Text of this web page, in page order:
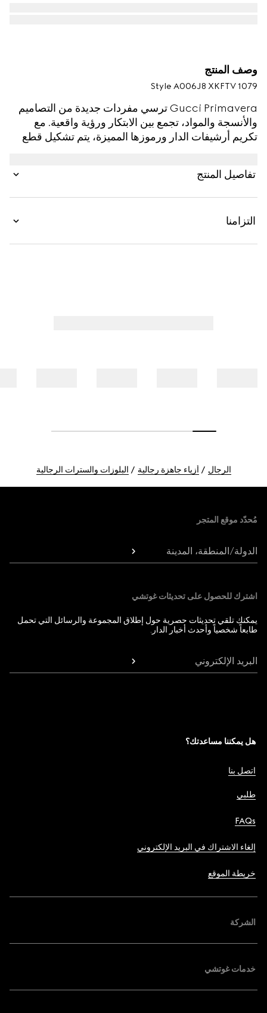
وصف المنتج
Style ‎A006J8 XKFTV 1079
Gucci Primavera ترسي مفردات جديدة من التصاميم
والأنسجة والمواد، تجمع بين الابتكار ورؤية واقعية. مع
تكريم أرشيفات الدار ورموزها المميزة، يتم تشكيل قطع
بسحّاب من صوف مضلّع ناعم، ويتميز بأكمام طويلة من
الجلد مع إدخال ويب.
تفاصيل المنتج
التزامنا
الرجال أزياء جاهزة رجالية البلوزات والسترات الرجالية
مُحدّد موقع المتجر
الدولة/المنطقة، المدينة
اشترك للحصول على تحديثات غوتشي
يمكنك تلقي تحديثات حصرية حول إطلاق المجموعة والرسائل التي تحمل
طابعاً شخصياً وأحدث أخبار الدار.
البريد الإلكتروني
هل يمكننا مساعدتك؟
اتصل بنا
طلبي
FAQs
إلغاء الاشتراك في البريد الإلكتروني
خريطة الموقع
الشركة
خدمات غوتشي